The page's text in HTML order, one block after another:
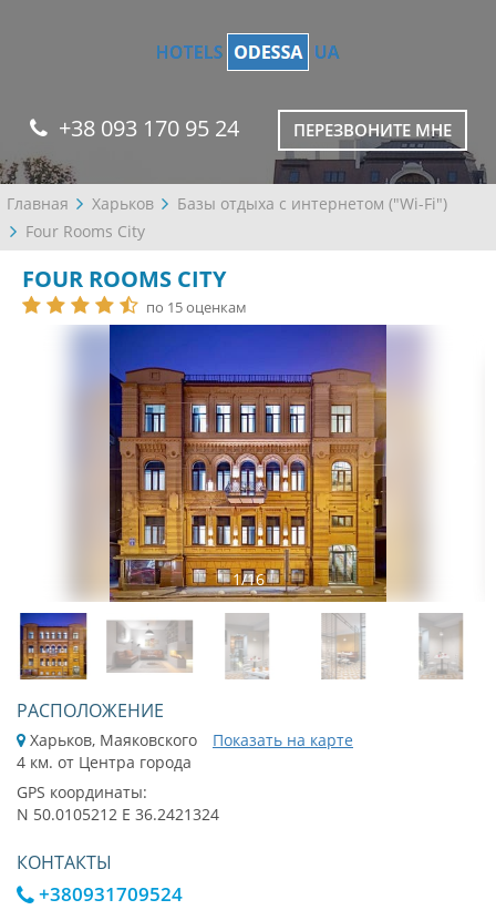
+38 093 170 95 24 ПЕРЕЗВОНИТЕ МНЕ
Главная Харьков
Базы отдыха с интернетом ("Wi-Fi")
Four Rooms City
FOUR ROOMS CITY
по 15 оценкам
1/16
РАСПОЛОЖЕНИЕ
Харьков, Маяковского
Показать на карте
4 км. от Центра города
GPS координаты:
N 50.0105212 E 36.2421324
КОНТАКТЫ
+380931709524